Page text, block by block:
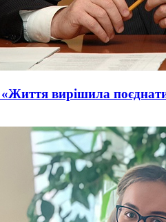
вирішила